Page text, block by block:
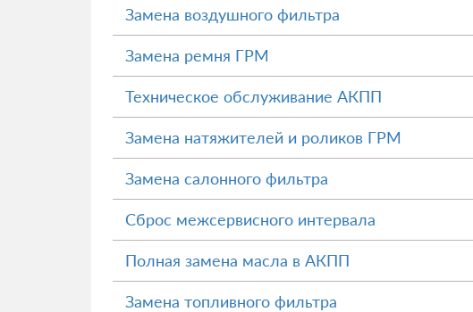
Замена воздушного фильтра
Замена ремня ГРМ
Техническое обслуживание АКПП
Замена натяжителей и роликов ГРМ
Замена салонного фильтра
Сброс межсервисного интервала
Полная замена масла в АКПП
Замена топливного фильтра